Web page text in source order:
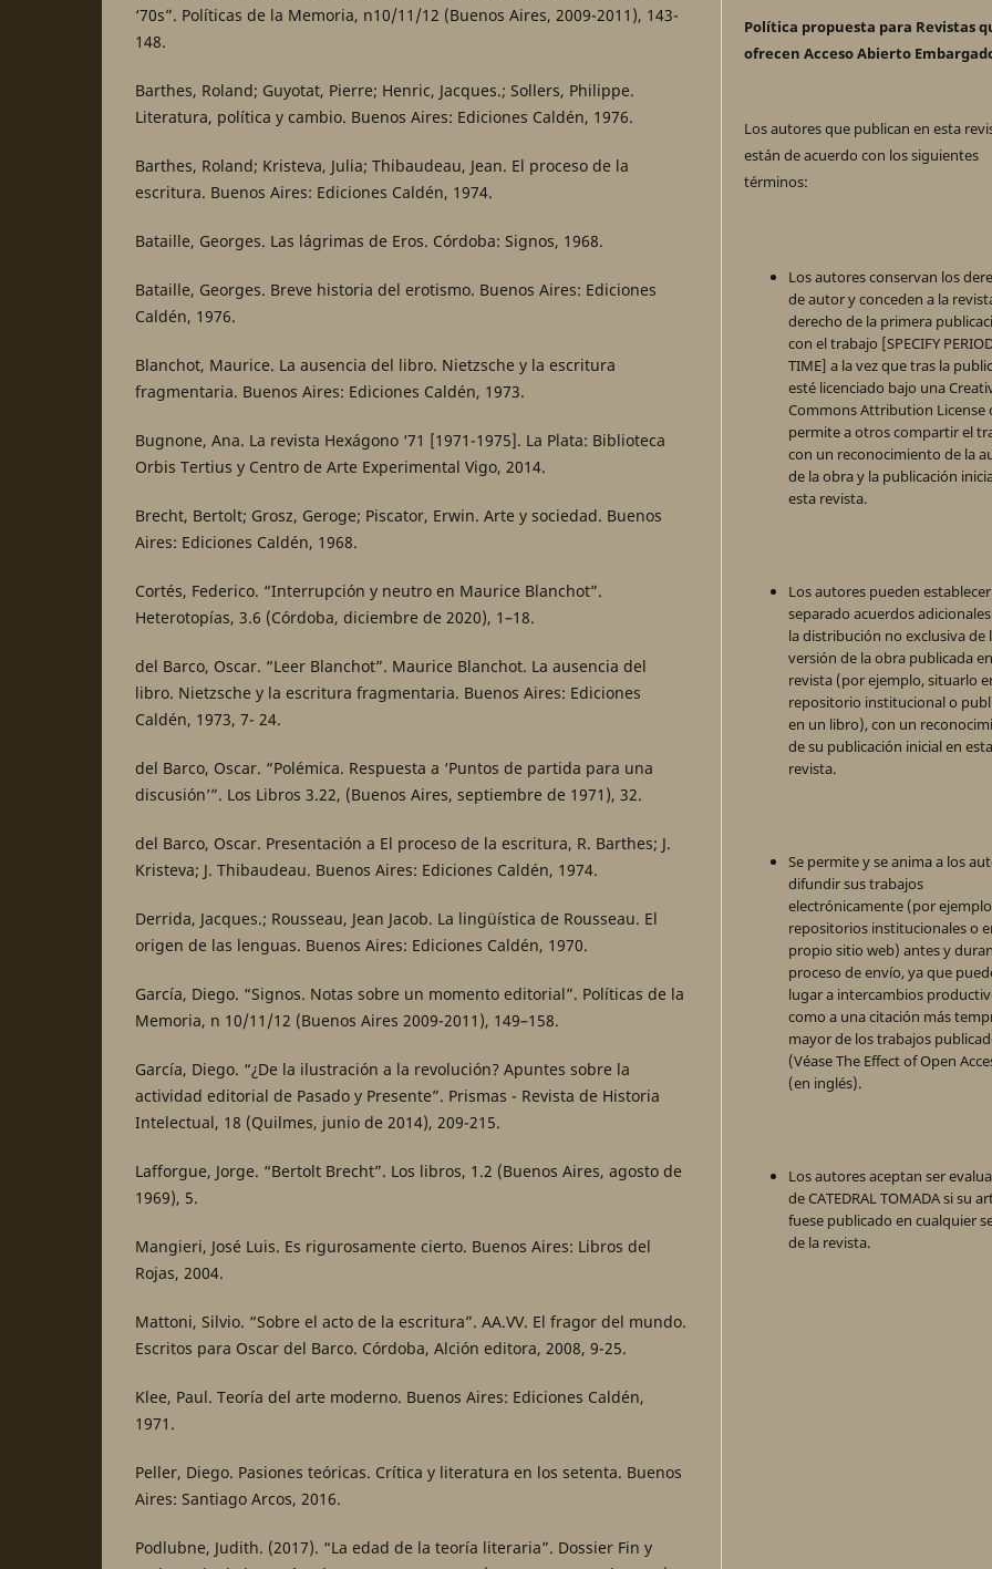
‘70s”. Políticas de la Memoria, n10/11/12 (Buenos Aires, 2009-2011), 143-
148.
Barthes, Roland; Guyotat, Pierre; Henric, Jacques.; Sollers, Philippe.
Literatura, política y cambio. Buenos Aires: Ediciones Caldén, 1976.
Barthes, Roland; Kristeva, Julia; Thibaudeau, Jean. El proceso de la
escritura. Buenos Aires: Ediciones Caldén, 1974.
Bataille, Georges. Las lágrimas de Eros. Córdoba: Signos, 1968.
Bataille, Georges. Breve historia del erotismo. Buenos Aires: Ediciones
Caldén, 1976.
Blanchot, Maurice. La ausencia del libro. Nietzsche y la escritura
fragmentaria. Buenos Aires: Ediciones Caldén, 1973.
Bugnone, Ana. La revista Hexágono ‘71 [1971-1975]. La Plata: Biblioteca
Orbis Tertius y Centro de Arte Experimental Vigo, 2014.
Brecht, Bertolt; Grosz, Geroge; Piscator, Erwin. Arte y sociedad. Buenos
Aires: Ediciones Caldén, 1968.
Cortés, Federico. “Interrupción y neutro en Maurice Blanchot”.
Heterotopías, 3.6 (Córdoba, diciembre de 2020), 1–18.
del Barco, Oscar. “Leer Blanchot”. Maurice Blanchot. La ausencia del
libro. Nietzsche y la escritura fragmentaria. Buenos Aires: Ediciones
Caldén, 1973, 7- 24.
del Barco, Oscar. “Polémica. Respuesta a ‘Puntos de partida para una
discusión’”. Los Libros 3.22, (Buenos Aires, septiembre de 1971), 32.
del Barco, Oscar. Presentación a El proceso de la escritura, R. Barthes; J.
Kristeva; J. Thibaudeau. Buenos Aires: Ediciones Caldén, 1974.
Derrida, Jacques.; Rousseau, Jean Jacob. La lingüística de Rousseau. El
origen de las lenguas. Buenos Aires: Ediciones Caldén, 1970.
García, Diego. “Signos. Notas sobre un momento editorial”. Políticas de la
Memoria, n 10/11/12 (Buenos Aires 2009-2011), 149–158.
García, Diego. “¿De la ilustración a la revolución? Apuntes sobre la
actividad editorial de Pasado y Presente”. Prismas - Revista de Historia
Intelectual, 18 (Quilmes, junio de 2014), 209-215.
Lafforgue, Jorge. “Bertolt Brecht”. Los libros, 1.2 (Buenos Aires, agosto de
1969), 5.
Mangieri, José Luis. Es rigurosamente cierto. Buenos Aires: Libros del
Rojas, 2004.
Mattoni, Silvio. “Sobre el acto de la escritura”. AA.VV. El fragor del mundo.
Escritos para Oscar del Barco. Córdoba, Alción editora, 2008, 9-25.
Klee, Paul. Teoría del arte moderno. Buenos Aires: Ediciones Caldén,
1971.
Peller, Diego. Pasiones teóricas. Crítica y literatura en los setenta. Buenos
Aires: Santiago Arcos, 2016.
Podlubne, Judith. (2017). “La edad de la teoría literaria”. Dossier Fin y
Política propuesta para Revistas
ofrecen Acceso Abierto
Los autores que publican en esta
están de acuerdo con los siguientes
términos:
Los autores conservan los
de autor y conceden a la
derecho de la primera
con el trabajo [SPECIFY
TIME] a la vez que tras la
esté licenciado bajo una
Commons Attribution License
permite a otros compartir el
con un reconocimiento de la
de la obra y la publicación
esta revista.
Los autores pueden
separado acuerdos
la distribución no exclusiva de
versión de la obra publicada
revista (por ejemplo, situarlo
repositorio institucional o
en un libro), con un
de su publicación inicial en
revista.
Se permite y se anima a los
difundir sus trabajos
electrónicamente (por
repositorios institucionales o
propio sitio web) antes y
proceso de envío, ya que
lugar a intercambios
como a una citación más
mayor de los trabajos
(Véase The Effect of Open
(en inglés).
Los autores aceptan ser
de CATEDRAL TOMADA si su
fuese publicado en cualquier
de la revista.